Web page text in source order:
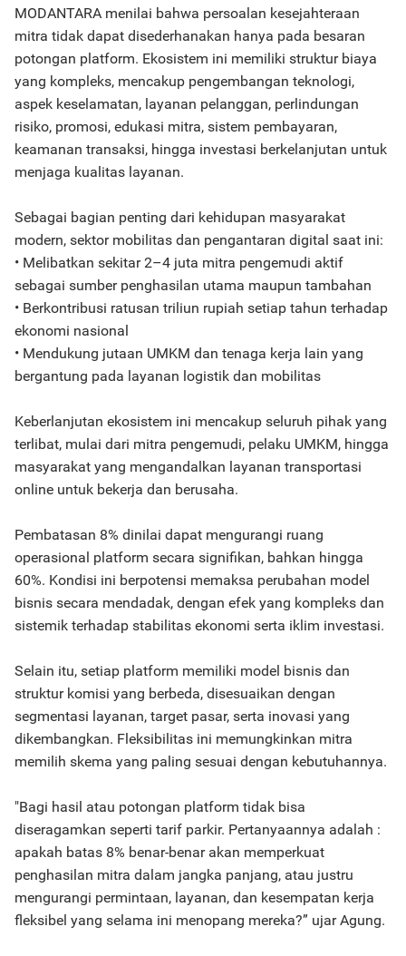
MODANTARA menilai bahwa persoalan kesejahteraan
mitra tidak dapat disederhanakan hanya pada besaran
potongan platform. Ekosistem ini memiliki struktur biaya
yang kompleks, mencakup pengembangan teknologi,
aspek keselamatan, layanan pelanggan, perlindungan
risiko, promosi, edukasi mitra, sistem pembayaran,
keamanan transaksi, hingga investasi berkelanjutan untuk
menjaga kualitas layanan.
Sebagai bagian penting dari kehidupan masyarakat
modern, sektor mobilitas dan pengantaran digital saat ini:
• Melibatkan sekitar 2–4 juta mitra pengemudi aktif
sebagai sumber penghasilan utama maupun tambahan
• Berkontribusi ratusan triliun rupiah setiap tahun terhadap
ekonomi nasional
• Mendukung jutaan UMKM dan tenaga kerja lain yang
bergantung pada layanan logistik dan mobilitas
Keberlanjutan ekosistem ini mencakup seluruh pihak yang
terlibat, mulai dari mitra pengemudi, pelaku UMKM, hingga
masyarakat yang mengandalkan layanan transportasi
online untuk bekerja dan berusaha.
Pembatasan 8% dinilai dapat mengurangi ruang
operasional platform secara signifikan, bahkan hingga
60%. Kondisi ini berpotensi memaksa perubahan model
bisnis secara mendadak, dengan efek yang kompleks dan
sistemik terhadap stabilitas ekonomi serta iklim investasi.
Selain itu, setiap platform memiliki model bisnis dan
struktur komisi yang berbeda, disesuaikan dengan
segmentasi layanan, target pasar, serta inovasi yang
dikembangkan. Fleksibilitas ini memungkinkan mitra
memilih skema yang paling sesuai dengan kebutuhannya.
"Bagi hasil atau potongan platform tidak bisa
diseragamkan seperti tarif parkir. Pertanyaannya adalah :
apakah batas 8% benar-benar akan memperkuat
penghasilan mitra dalam jangka panjang, atau justru
mengurangi permintaan, layanan, dan kesempatan kerja
fleksibel yang selama ini menopang mereka?” ujar Agung.